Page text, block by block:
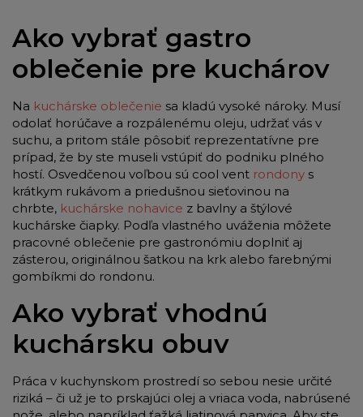
Ako vybrať gastro
oblečenie pre kuchárov
Na kuchárske oblečenie sa kladú vysoké nároky. Musí
odolať horúčave a rozpálenému oleju, udržať vás v
suchu, a pritom stále pôsobiť reprezentatívne pre
prípad, že by ste museli vstúpiť do podniku plného
hostí. Osvedčenou voľbou sú cool vent rondony s
krátkym rukávom a priedušnou sieťovinou na
chrbte, kuchárske nohavice z bavlny a štýlové
kuchárske čiapky. Podľa vlastného uváženia môžete
pracovné oblečenie pre gastronómiu doplniť aj
zásterou, originálnou šatkou na krk alebo farebnými
gombíkmi do rondonu.
Ako vybrať vhodnú
kuchársku obuv
Práca v kuchynskom prostredí so sebou nesie určité
riziká – či už je to prskajúci olej a vriaca voda, nabrúsené